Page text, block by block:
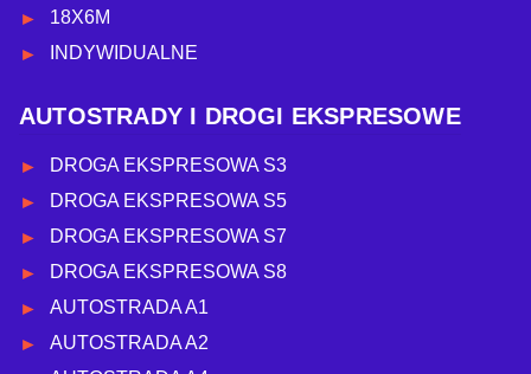
18X6M
INDYWIDUALNE
AUTOSTRADY I DROGI EKSPRESOWE
DROGA EKSPRESOWA S3
DROGA EKSPRESOWA S5
DROGA EKSPRESOWA S7
DROGA EKSPRESOWA S8
AUTOSTRADA A1
AUTOSTRADA A2